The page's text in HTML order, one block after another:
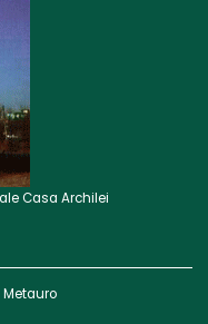
Casa Archilei